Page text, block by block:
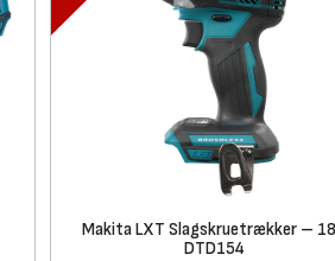
Makita LXT Slagskruetrækker –
DTD154